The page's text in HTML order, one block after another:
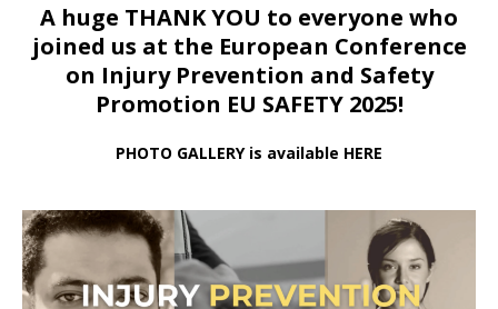
A huge THANK YOU to everyone who
joined us at the European Conference
on Injury Prevention and Safety
Promotion EU SAFETY 2025!
PHOTO GALLERY is available HERE